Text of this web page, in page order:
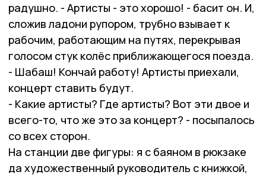
радушно. - Артисты - это хорошо! - басит он. И,
сложив ладони рупором, трубно взывает к
рабочим, работающим на путях, перекрывая
голосом стук колёс приближающегося поезда.
- Шабаш! Кончай работу! Артисты приехали,
концерт ставить будут.
- Какие артисты? Где артисты? Вот эти двое и
всего-то, что же это за концерт? - посыпалось
со всех сторон.
На станции две фигуры: я с баяном в рюкзаке
да художественный руководитель с книжкой,